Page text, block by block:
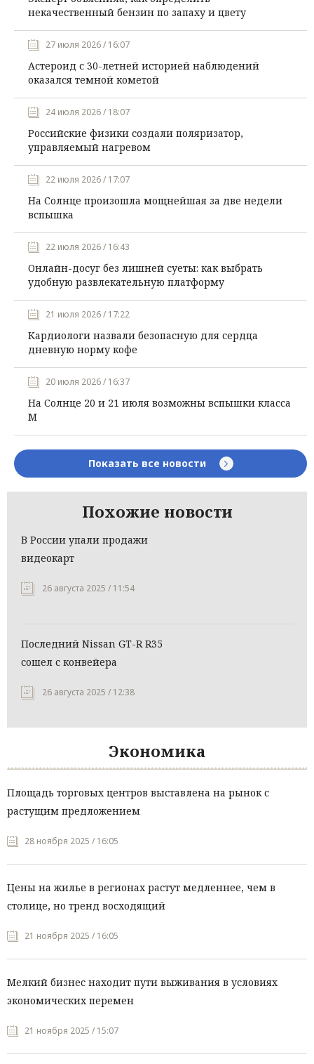
некачественный бензин по запаху и цвету
27 июля 2026 / 16:07
Астероид с 30-летней историей наблюдений
оказался темной кометой
24 июля 2026 / 18:07
Российские физики создали поляризатор,
управляемый нагревом
22 июля 2026 / 17:07
На Солнце произошла мощнейшая за две недели
вспышка
22 июля 2026 / 16:43
Онлайн-досуг без лишней суеты: как выбрать
удобную развлекательную платформу
21 июля 2026 / 17:22
Кардиологи назвали безопасную для сердца
дневную норму кофе
20 июля 2026 / 16:37
На Солнце 20 и 21 июля возможны вспышки класса
М
Показать все новости
Похожие новости
В России упали продажи
видеокарт
26 августа 2025 / 11:54
Последний Nissan GT-R R35
сошел с конвейера
26 августа 2025 / 12:38
Экономика
Площадь торговых центров выставлена на рынок с
растущим предложением
28 ноября 2025 / 16:05
Цены на жилье в регионах растут медленнее, чем в
столице, но тренд восходящий
21 ноября 2025 / 16:05
Мелкий бизнес находит пути выживания в условиях
экономических перемен
21 ноября 2025 / 15:07